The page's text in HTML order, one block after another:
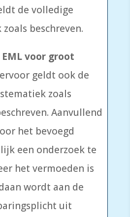
de volledige
beschreven.
voor groot
geldt ook de
zoals
Aanvullend
het bevoegd
een onderzoek te
het vermoeden is
wordt aan de
uit